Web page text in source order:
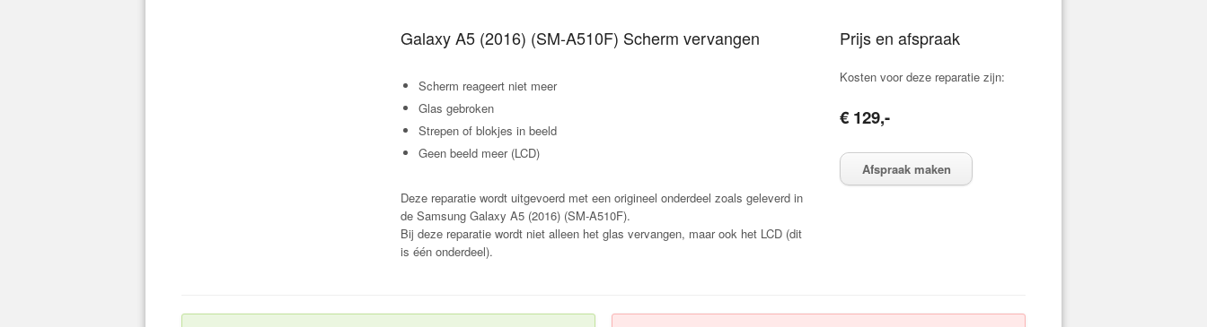
Galaxy A5 (2016) (SM-A510F) Scherm vervangen
Scherm reageert niet meer
Glas gebroken
Strepen of blokjes in beeld
Geen beeld meer (LCD)
Deze reparatie wordt uitgevoerd met een origineel onderdeel zoals geleverd in
de Samsung Galaxy A5 (2016) (SM-A510F).
Bij deze reparatie wordt niet alleen het glas vervangen, maar ook het LCD (dit
is één onderdeel).
Prijs en afspraak
Kosten voor deze reparatie zijn:
€ 129,-
Afspraak maken